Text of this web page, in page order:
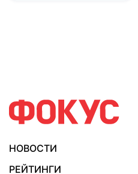
НОВОСТИ
РЕЙТИНГИ